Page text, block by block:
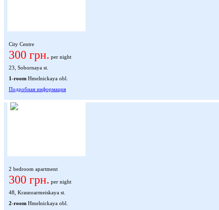
City Centre
300 грн. per night
23, Sobornaya st.
1-room Hmelnickaya obl.
Подробная информация
2 bedroom apartment
300 грн. per night
48, Krasnoarmeiskaya st.
2-room Hmelnickaya obl.